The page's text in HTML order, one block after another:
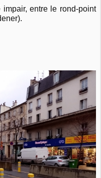
entre le rond-point